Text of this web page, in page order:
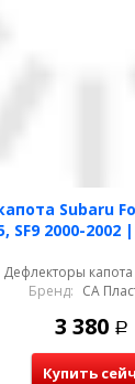
Subaru
SF9 2000-
Дефлекторы
Бренд: СА
3 380 Р
Купить